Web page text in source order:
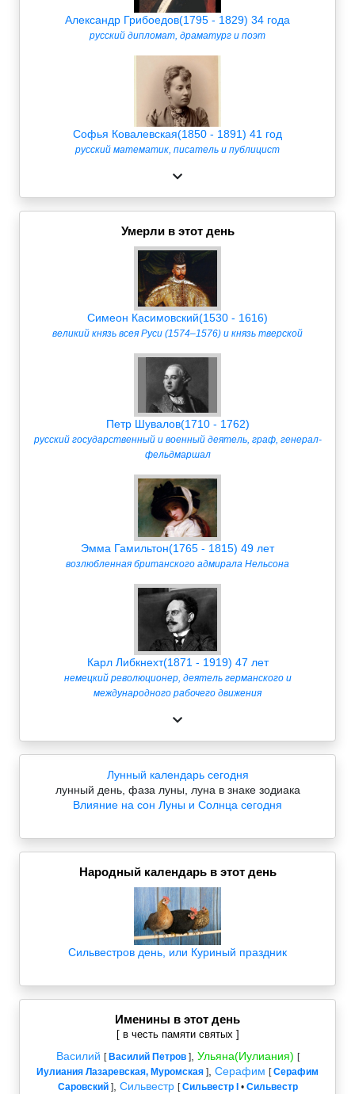
Александр Грибоедов(1795 - 1829) 34 года
русский дипломат, драматург и поэт
Софья Ковалевская(1850 - 1891) 41 год
русский математик, писатель и публицист
Умерли в этот день
Симеон Касимовский(1530 - 1616)
великий князь всея Руси (1574–1576) и князь тверской
Петр Шувалов(1710 - 1762)
русский государственный и военный деятель, граф, генерал-
фельдмаршал
Эмма Гамильтон(1765 - 1815) 49 лет
возлюбленная британского адмирала Нельсона
Карл Либкнехт(1871 - 1919) 47 лет
немецкий революционер, деятель германского и
международного рабочего движения
Лунный календарь сегодня
лунный день, фаза луны, луна в знаке зодиака
Влияние на сон Луны и Солнца сегодня
Народный календарь в этот день
Сильвестров день, или Куриный праздник
Именины в этот день
[ в честь памяти святых ]
Василий [ Василий Петров], Ульяна(Иулиания) [
Иулиания Лазаревская, Муромская ] Серафим [Серафим
Саровский], Сильвестр [Сильвестр I • Сильвестр